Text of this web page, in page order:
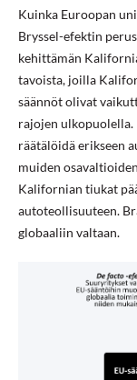
Kuinka Euroopan
Bryssel-efektin
kehittämän
tavoista, joilla
säännöt olivat
rajojen ulkopuolella.
räätälöidä erikseen
muiden
Kalifornian tiukat
autoteollisuuteen.
globaaliin valtaan.